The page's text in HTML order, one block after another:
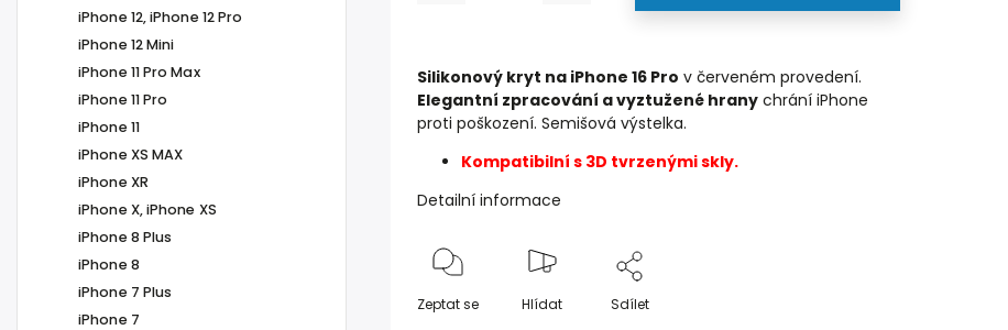
iPhone 12, iPhone 12 Pro
iPhone 12 Mini
iPhone 11 Pro Max
iPhone 11 Pro
iPhone 11
iPhone XS MAX
iPhone XR
iPhone X, iPhone XS
iPhone 8 Plus
iPhone 8
iPhone 7 Plus
iPhone 7
Silikonový kryt na iPhone 16 Pro v červeném provedení.
Elegantní zpracování a vyztužené hrany chrání iPhone
proti poškození. Semišová výstelka.
Kompatibilní s 3D tvrzenými skly.
Detailní informace
Zeptat se Hlídat Sdílet